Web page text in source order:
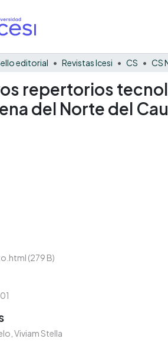
editorial Revistas Icesi CS CS
repertorios
del Norte del
(279 B)
Viviam Stella